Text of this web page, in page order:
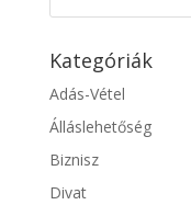
Kategóriák
Adás-Vétel
Álláslehetőség
Biznisz
Divat